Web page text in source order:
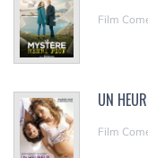
Film
UN
Film